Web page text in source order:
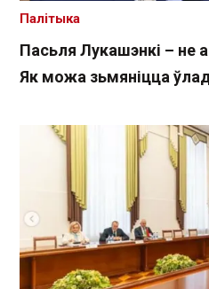
Пасьля Лукашэнкі – не
Як можа зьмяніцца
Палітыка